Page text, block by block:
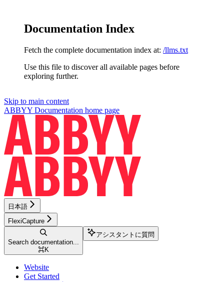
Documentation Index
Fetch the complete documentation index at: /llms.txt
Use this file to discover all available pages before
exploring further.
Skip to main content
ABBYY Documentation home page
日本語
FlexiCapture
Search documentation...
⌘K
アシスタントに質問
Website
Get Started